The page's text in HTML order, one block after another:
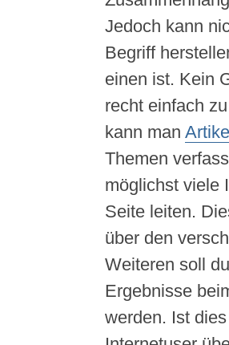
Jedoch kann
Begriff
einen ist. Kein
recht einfach
kann man
Themen
möglichst viele
Seite leiten.
über den
Weiteren soll
Ergebnisse
werden. Ist